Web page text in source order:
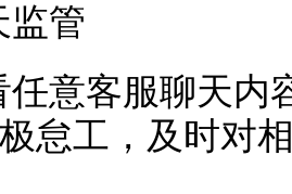
监管
任意客服聊天内
怠工，及时对